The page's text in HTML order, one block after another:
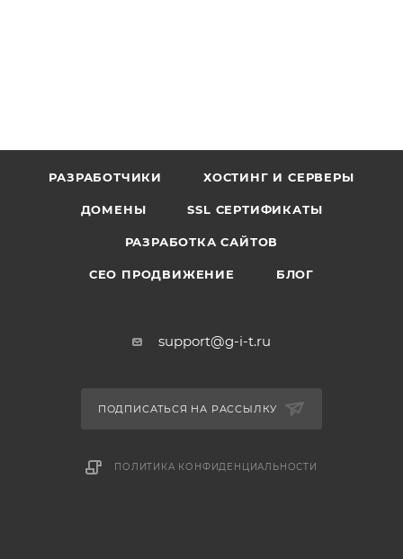
РАЗРАБОТЧИКИ ХОСТИНГ И СЕРВЕРЫ
ДОМЕНЫ SSL СЕРТИФИКАТЫ
РАЗРАБОТКА САЙТОВ
СЕО ПРОДВИЖЕНИЕ БЛОГ
support@g-i-t.ru
ПОДПИСАТЬСЯ НА РАССЫЛКУ
ПОЛИТИКА КОНФИДЕНЦИАЛЬНОСТИ